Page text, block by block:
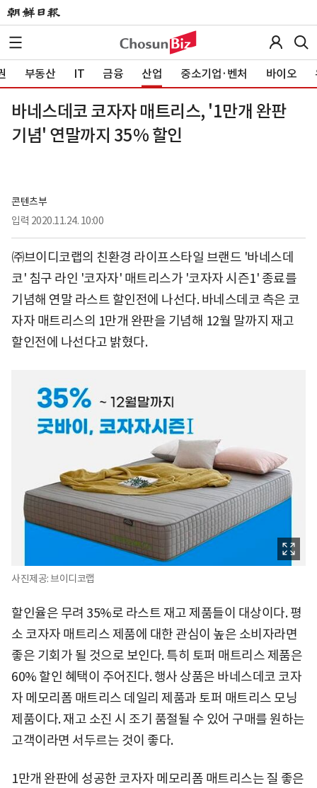
부동산 IT 금융 산업 중소기업·벤처 바이오
바네스데코 코자자 매트리스, '1만개 완판
기념' 연말까지 35% 할인
콘텐츠부
입력 2020.11.24. 10:00
㈜브이디코랩의 친환경 라이프스타일 브랜드 '바네스데
코' 침구 라인 '코자자' 매트리스가 '코자자 시즌1' 종료를
기념해 연말 라스트 할인전에 나선다. 바네스데코 측은 코
자자 매트리스의 1만개 완판을 기념해 12월 말까지 재고
할인전에 나선다고 밝혔다.
사진제공: 브이디코랩
할인율은 무려 35%로 라스트 재고 제품들이 대상이다. 평
소 코자자 매트리스 제품에 대한 관심이 높은 소비자라면
좋은 기회가 될 것으로 보인다. 특히 토퍼 매트리스 제품은
60% 할인 혜택이 주어진다. 행사 상품은 바네스데코 코자
자 메모리폼 매트리스 데일리 제품과 토퍼 매트리스 모닝
제품이다. 재고 소진 시 조기 품절될 수 있어 구매를 원하는
고객이라면 서두르는 것이 좋다.
1만개 완판에 성공한 코자자 메모리폼 매트리스는 질 좋은